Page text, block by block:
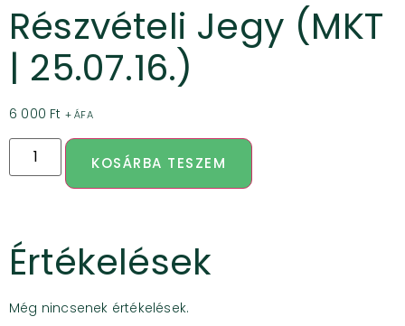
Részvételi Jegy (MKT
| 25.07.16.)
6 000 Ft + ÁFA
KOSÁRBA TESZEM
Értékelések
Még nincsenek értékelések.